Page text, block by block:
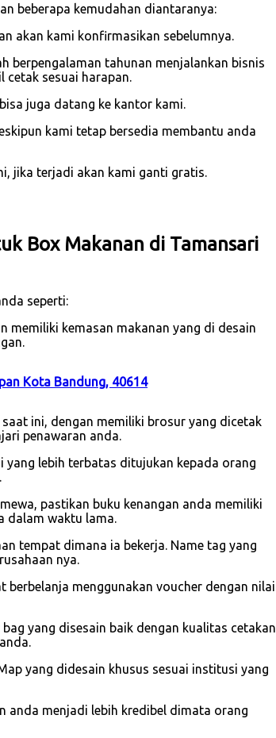
beberapa kemudahan diantaranya:
akan kami konfirmasikan sebelumnya.
berpengalaman tahunan menjalankan bisnis
cetak sesuai harapan.
juga datang ke kantor kami.
kami tetap bersedia membantu anda
jika terjadi akan kami ganti gratis.
Box Makanan di Tamansari
seperti:
memiliki kemasan makanan yang di desain
Kota Bandung, 40614
ini, dengan memiliki brosur yang dicetak
penawaran anda.
lebih terbatas ditujukan kepada orang
pastikan buku kenangan anda memiliki
dalam waktu lama.
tempat dimana ia bekerja. Name tag yang
nya.
menggunakan voucher dengan nilai
yang disesain baik dengan kualitas cetakan
yang didesain khusus sesuai institusi yang
anda menjadi lebih kredibel dimata orang